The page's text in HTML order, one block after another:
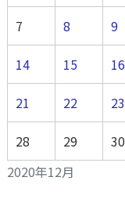
2020年12月
7 8 9
14 15 16
21 22 23
28 29 30